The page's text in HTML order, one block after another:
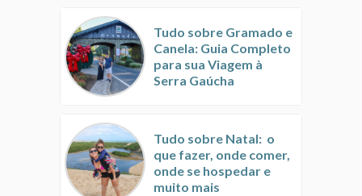
Tudo sobre Gramado e
Canela: Guia Completo
para sua Viagem à
Serra Gaúcha
Tudo sobre Natal: o
que fazer, onde comer,
onde se hospedar e
muito mais